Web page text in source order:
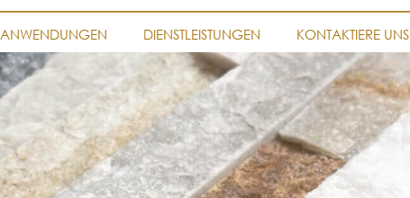
ANWENDUNGEN DIENSTLEISTUNGEN KONTAKTIERE UNS